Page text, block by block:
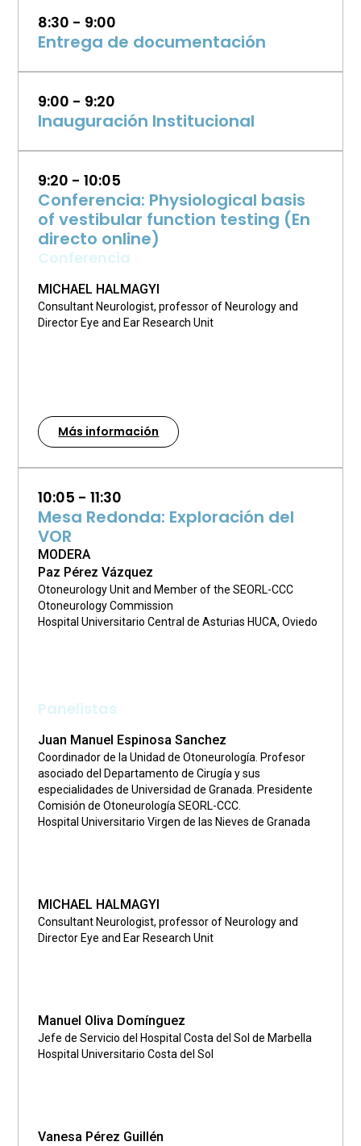
8:30 - 9:00
Entrega de documentación
9:00 - 9:20
Inauguración Institucional
9:20 - 10:05
Conferencia: Physiological basis
of vestibular function testing (En
directo online)
Conferencia
MICHAEL HALMAGYI
Consultant Neurologist, professor of Neurology and
Director Eye and Ear Research Unit
Más información
10:05 - 11:30
Mesa Redonda: Exploración del
VOR
MODERA
Paz Pérez Vázquez
Otoneurology Unit and Member of the SEORL-CCC
Otoneurology Commission
Hospital Universitario Central de Asturias HUCA, Oviedo
Panelistas
Juan Manuel Espinosa Sanchez
Coordinador de la Unidad de Otoneurología. Profesor
asociado del Departamento de Cirugía y sus
especialidades de Universidad de Granada. Presidente
Comisión de Otoneurología SEORL-CCC.
Hospital Universitario Virgen de las Nieves de Granada
MICHAEL HALMAGYI
Consultant Neurologist, professor of Neurology and
Director Eye and Ear Research Unit
Manuel Oliva Domínguez
Jefe de Servicio del Hospital Costa del Sol de Marbella
Hospital Universitario Costa del Sol
Vanesa Pérez Guillén